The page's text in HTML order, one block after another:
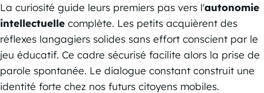
La curiosité guide leurs premiers pas vers l'autonomie
intellectuelle complète. Les petits acquièrent des
réflexes langagiers solides sans effort conscient par le
jeu éducatif. Ce cadre sécurisé facilite alors la prise de
parole spontanée. Le dialogue constant construit une
identité forte chez nos futurs citoyens mobiles.